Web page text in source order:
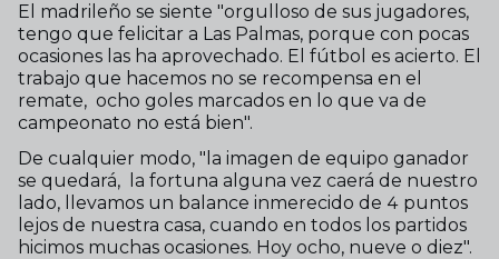
El madrileño se siente "orgulloso de sus jugadores,
tengo que felicitar a Las Palmas, porque con pocas
ocasiones las ha aprovechado. El fútbol es acierto. El
trabajo que hacemos no se recompensa en el
remate, ocho goles marcados en lo que va de
campeonato no está bien".
De cualquier modo, "la imagen de equipo ganador
se quedará, la fortuna alguna vez caerá de nuestro
lado, llevamos un balance inmerecido de 4 puntos
lejos de nuestra casa, cuando en todos los partidos
hicimos muchas ocasiones. Hoy ocho, nueve o diez".